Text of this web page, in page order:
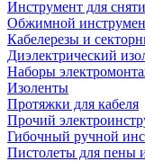
Инструмент для
Обжимной
Кабелерезы и
Диэлектрический
Наборы
Изоленты
Протяжки для кабеля
Прочий
Гибочный ручной
Пистолеты для пены